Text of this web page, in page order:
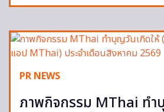
PR NEWS
ภาพกิจกรรม MThai ทำ